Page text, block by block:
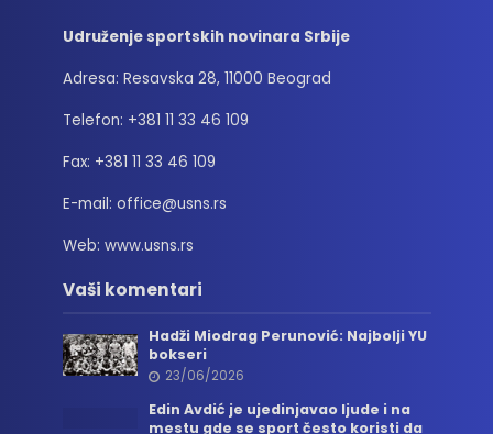
Udruženje sportskih novinara Srbije
Adresa: Resavska 28, 11000 Beograd
Telefon: +381 11 33 46 109
Fax: +381 11 33 46 109
E-mail: office@usns.rs
Web: www.usns.rs
Vaši komentari
Hadži Miodrag Perunović: Najbolji YU
bokseri
23/06/2026
Edin Avdić je ujedinjavao ljude i na
mestu gde se sport često koristi da